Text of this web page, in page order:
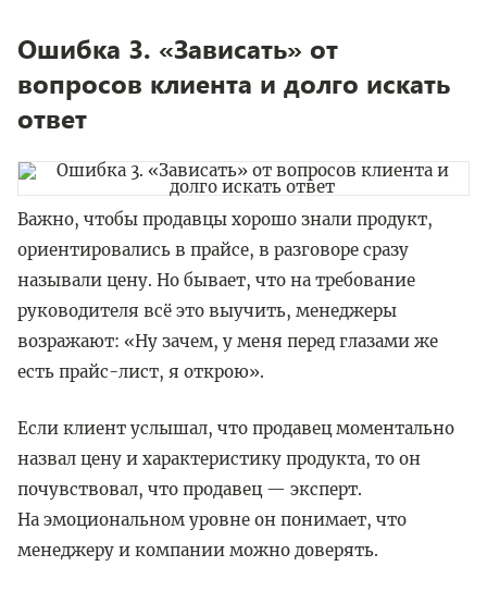
Ошибка 3. «Зависать» от
вопросов клиента и долго искать
ответ
Важно, чтобы продавцы хорошо знали продукт,
ориентировались в прайсе, в разговоре сразу
называли цену. Но бывает, что на требование
руководителя всё это выучить, менеджеры
возражают: «Ну зачем, у меня перед глазами же
есть прайс-лист, я открою».
Если клиент услышал, что продавец моментально
назвал цену и характеристику продукта, то он
почувствовал, что продавец — эксперт.
На эмоциональном уровне он понимает, что
менеджеру и компании можно доверять.